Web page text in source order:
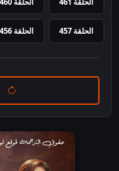
الحلقة 457 الحلقة 456